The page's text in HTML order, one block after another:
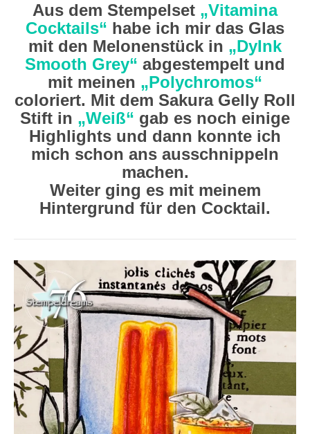
Aus dem Stempelset „Vitamina
Cocktails“ habe ich mir das Glas
mit den Melonenstück in „DyInk
Smooth Grey“ abgestempelt und
mit meinen „Polychromos“
coloriert. Mit dem Sakura Gelly Roll
Stift in „Weiß“ gab es noch einige
Highlights und dann konnte ich
mich schon ans ausschnippeln
machen.
Weiter ging es mit meinem
Hintergrund für den Cocktail.